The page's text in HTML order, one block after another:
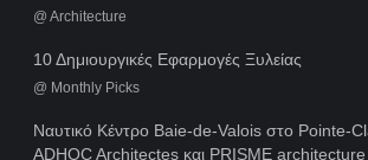
@ Architecture
10 Δημιουργικές Εφαρμογές Ξυλείας
@ Monthly Picks
Ναυτικό Κέντρο Baie-de-Valois στο Pointe-
ADHOC Architectes και PRISME architecture